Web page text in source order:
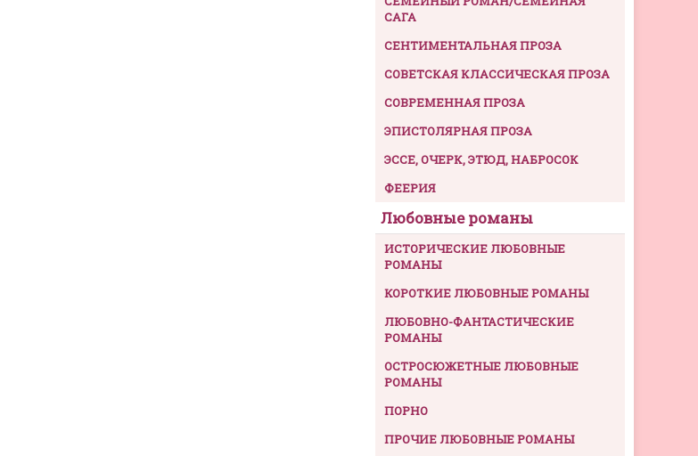
САГА
СЕНТИМЕНТАЛЬНАЯ ПРОЗА
СОВЕТСКАЯ КЛАССИЧЕСКАЯ ПРОЗА
СОВРЕМЕННАЯ ПРОЗА
ЭПИСТОЛЯРНАЯ ПРОЗА
ЭССЕ, ОЧЕРК, ЭТЮД, НАБРОСОК
ФЕЕРИЯ
Любовные романы
ИСТОРИЧЕСКИЕ ЛЮБОВНЫЕ
РОМАНЫ
КОРОТКИЕ ЛЮБОВНЫЕ РОМАНЫ
ЛЮБОВНО-ФАНТАСТИЧЕСКИЕ
РОМАНЫ
ОСТРОСЮЖЕТНЫЕ ЛЮБОВНЫЕ
РОМАНЫ
ПОРНО
ПРОЧИЕ ЛЮБОВНЫЕ РОМАНЫ